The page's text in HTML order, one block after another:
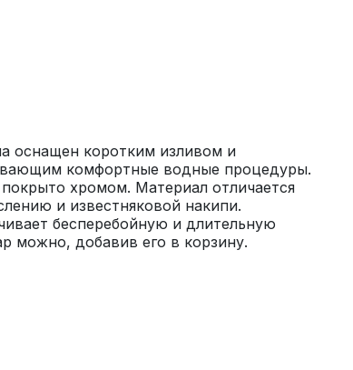
оснащен коротким изливом и
комфортные водные процедуры.
хромом. Материал отличается
и известняковой накипи.
бесперебойную и длительную
можно, добавив его в корзину.